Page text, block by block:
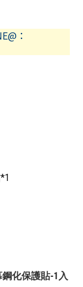
：
鋼化保護貼-1入